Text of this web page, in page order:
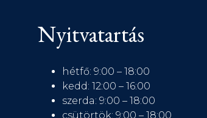
Nyitvatartás
hétfő: 9:00 – 18:00
kedd: 12:00 – 16:00
szerda: 9:00 – 18:00
csütörtök: 9:00 – 18:00